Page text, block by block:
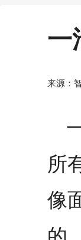
一
来源：
所
像